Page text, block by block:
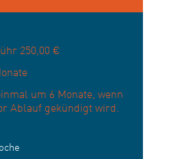
250,00 €
um 6 Monate, wenn
Ablauf gekündigt wird.